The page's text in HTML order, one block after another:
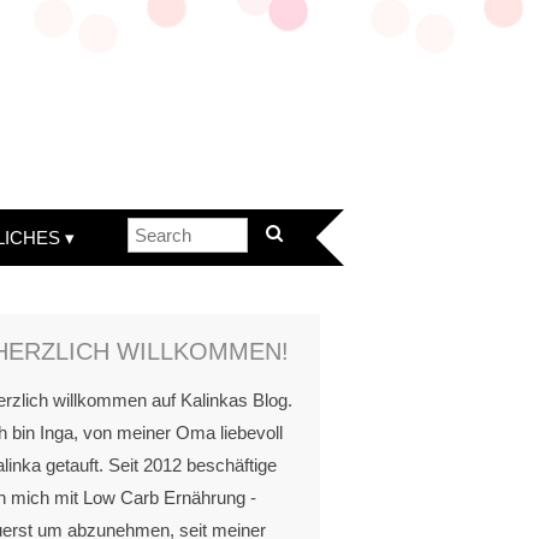
WILLKOMMEN!
willkommen auf Kalinkas Blog.
bin Inga, von meiner Oma liebevoll
getauft. Seit 2012 beschäftige
mich mit Low Carb Ernährung -
um abzunehmen, seit meiner